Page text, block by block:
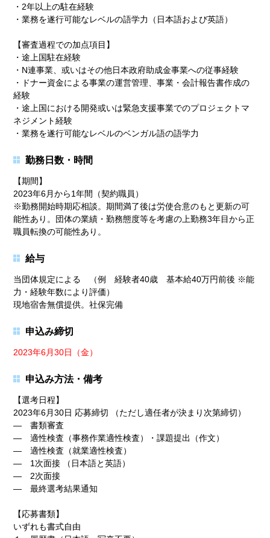
・2年以上の駐在経験
・業務を遂行可能なレベルの語学力（日本語および英語）
【審査過程での加点項目】
・途上国駐在経験
・N連事業、或いはその他日本政府助成金事業への従事経験
・ドナー資金による事業の運営管理、事業・会計報告書作成の
経験
・途上国における開発或いは緊急支援事業でのプロジェクトマ
ネジメント経験
・業務を遂行可能なレベルのベンガル語の語学力
勤務日数・時間
【期間】
2023年6月から1年間（契約職員）
※勤務開始時期応相談。期間満了後は労使合意のもと更新の可
能性あり。団体の業績・勤務態度等を考慮の上勤務3年目から正
職員転換の可能性あり。
給与
当団体規定による （例 経験者40歳 基本給40万円前後 ※能
力・経験年数により評価）
現地宿舎無償提供。社保完備
申込み締切
2023年6月30日（金）
申込み方法・備考
【選考日程】
2023年6月30日 応募締切 （ただし適任者が決まり次第締切）
― 書類審査
― 適性検査（事務作業適性検査）・課題提出（作文）
― 適性検査（就業適性検査）
― 1次面接 （日本語と英語）
― 2次面接
― 最終選考結果通知
【応募書類】
いずれも書式自由